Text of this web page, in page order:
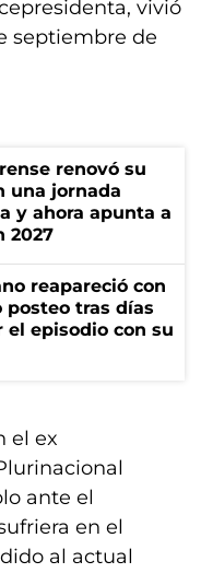
vivió
septiembre de
renovó su
una jornada
y ahora apunta a
2027
reapareció con
tras días
el episodio con su
el ex
ante el
en el
al actual